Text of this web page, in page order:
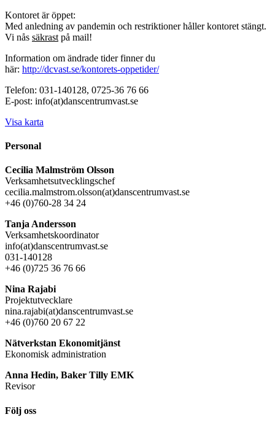
Kontoret är öppet:
Med anledning av pandemin och restriktioner håller kontoret stängt.
Vi nås säkrast på mail!
Information om ändrade tider finner du
här: http://dcvast.se/kontorets-oppetider/
Telefon: 031-140128, 0725-36 76 66
E-post: info(at)danscentrumvast.se
Visa karta
Personal
Cecilia Malmström Olsson
Verksamhetsutvecklingschef
cecilia.malmstrom.olsson(at)danscentrumvast.se
+46 (0)760-28 34 24
Tanja Andersson
Verksamhetskoordinator
info(at)danscentrumvast.se
031-140128
+46 (0)725 36 76 66
Nina Rajabi
Projektutvecklare
nina.rajabi(at)danscentrumvast.se
+46 (0)760 20 67 22
Nätverkstan Ekonomitjänst
Ekonomisk administration
Anna Hedin, Baker Tilly EMK
Revisor
Följ oss